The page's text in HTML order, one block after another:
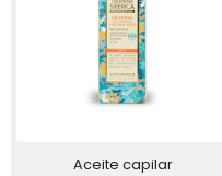
Aceite capilar